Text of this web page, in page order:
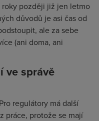
později již jen letmo
důvodů je asi čas od
ale za sebe
(ani doma, ani
ve správě
regulátory má další
práce, protože se mají